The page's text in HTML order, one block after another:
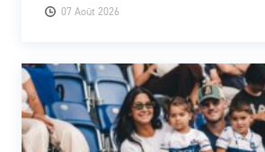
07 Août 2026